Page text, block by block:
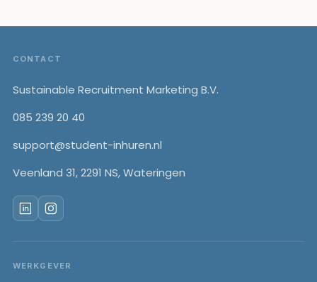
Footer
CONTACT
Sustainable Recruitment Marketing B.V.
085 239 20 40
support@student-inhuren.nl
Veenland 31, 2291 NS, Wateringen
WERKGEVER